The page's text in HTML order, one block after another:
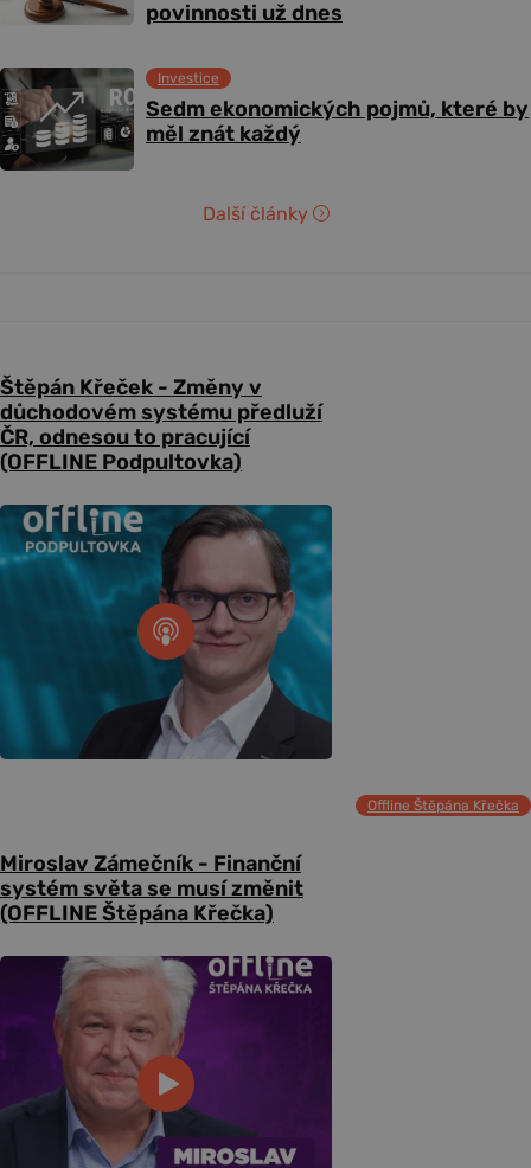
povinnosti už dnes
Sedm ekonomických pojmů, které by
měl znát každý
Investice
Další články
Štěpán Křeček - Změny v
důchodovém systému předluží
ČR, odnesou to pracující
(OFFLINE Podpultovka)
Offline Štěpána Křečka
Miroslav Zámečník - Finanční
systém světa se musí změnit
(OFFLINE Štěpána Křečka)